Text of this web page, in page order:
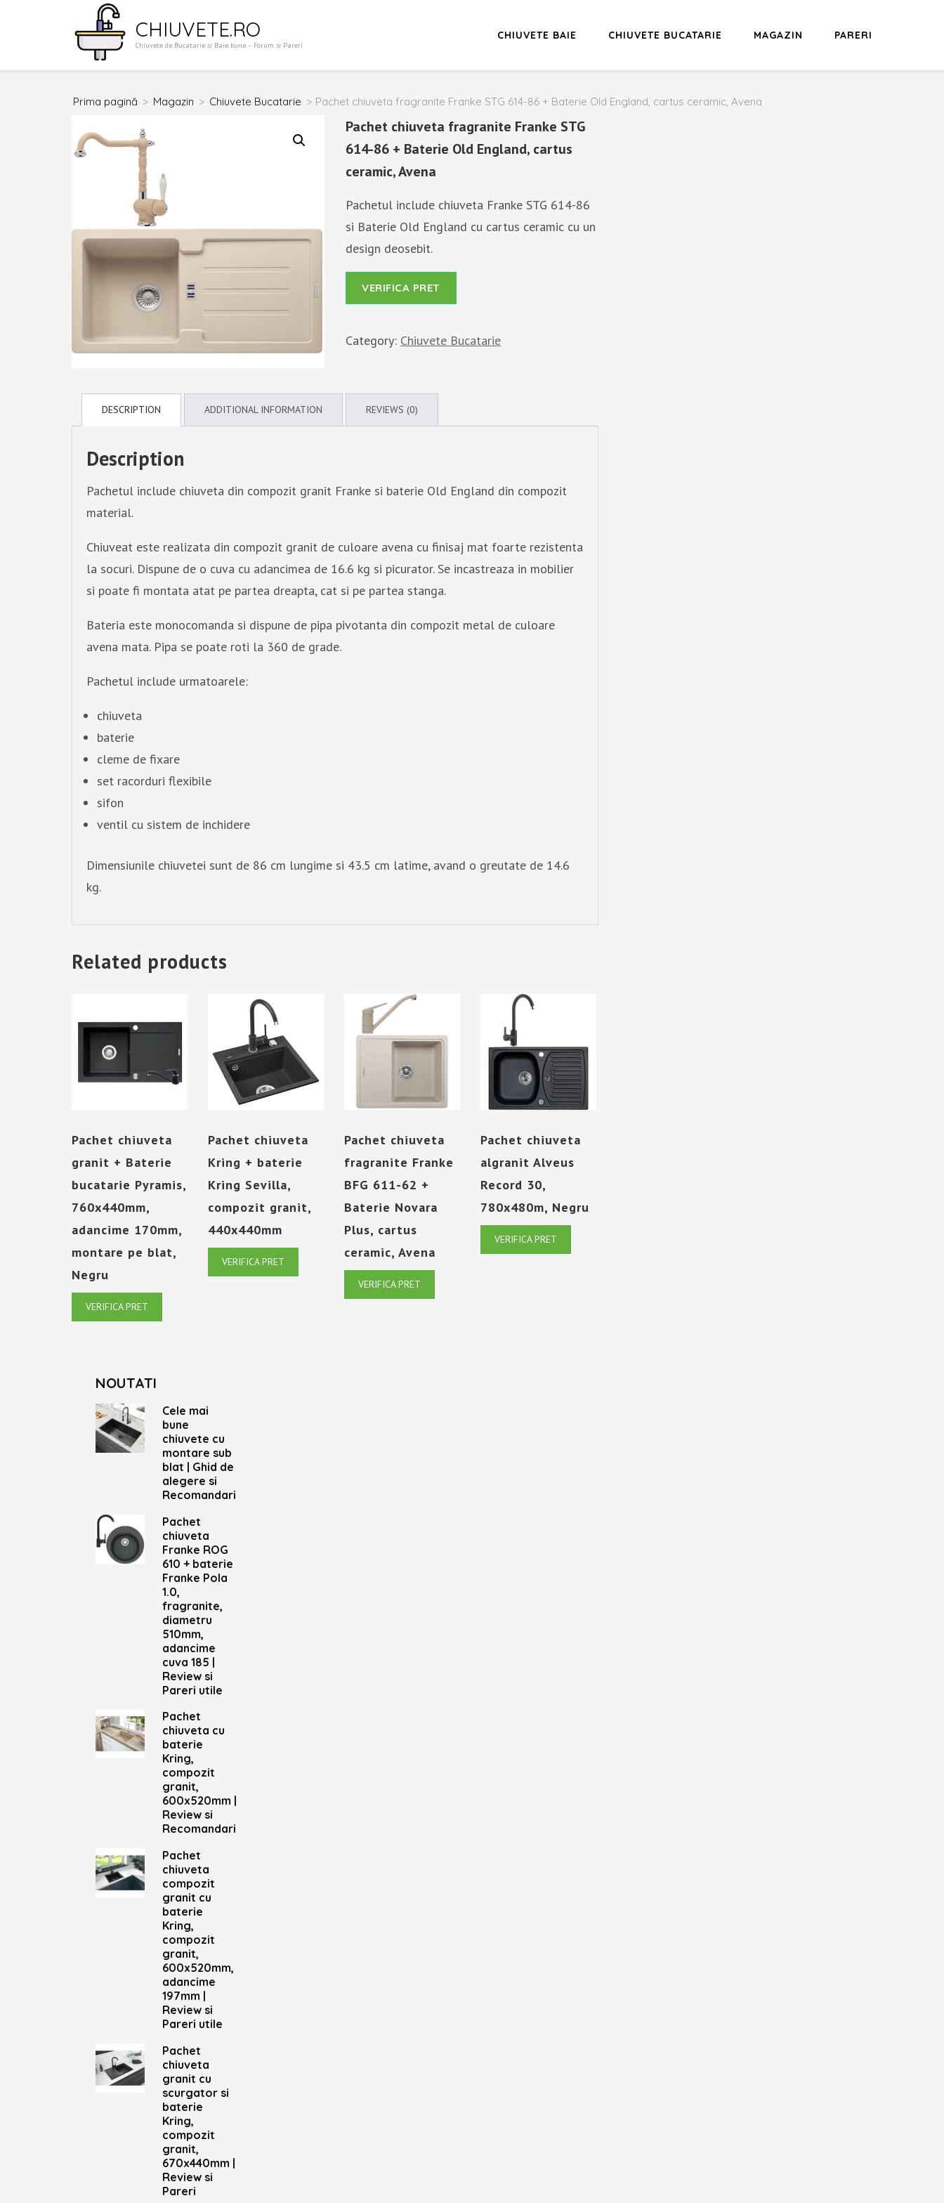
(apasă
CHIUVETE.RO
Chiuvete de Bucatarie si Baie bune – Forum si Pareri
CHIUVETE BAIE CHIUVETE BUCATARIE MAGAZIN PARERI
Prima pagină > Magazin > Chiuvete Bucatarie > Pachet chiuveta fragranite Franke STG 614-86 + Baterie Old England, cartus ceramic, Avena
Pachet chiuveta fragranite Franke STG
614-86 + Baterie Old England, cartus
ceramic, Avena
Pachetul include chiuveta Franke STG 614-86
si Baterie Old England cu cartus ceramic cu un
design deosebit.
VERIFICA PRET
Category: Chiuvete Bucatarie
DESCRIPTION ADDITIONAL INFORMATION REVIEWS (0)
Description
Pachetul include chiuveta din compozit granit Franke si baterie Old England din compozit
material.
Chiuveat este realizata din compozit granit de culoare avena cu finisaj mat foarte rezistenta
la socuri. Dispune de o cuva cu adancimea de 16.6 kg si picurator. Se incastreaza in mobilier
si poate fi montata atat pe partea dreapta, cat si pe partea stanga.
Bateria este monocomanda si dispune de pipa pivotanta din compozit metal de culoare
avena mata. Pipa se poate roti la 360 de grade.
Pachetul include urmatoarele:
chiuveta
baterie
cleme de fixare
set racorduri flexibile
sifon
ventil cu sistem de inchidere
Dimensiunile chiuvetei sunt de 86 cm lungime si 43.5 cm latime, avand o greutate de 14.6
kg.
Related products
Pachet chiuveta
granit + Baterie
bucatarie Pyramis,
760x440mm,
adancime 170mm,
montare pe blat,
Negru
VERIFICA PRET
Pachet chiuveta
Kring + baterie
Kring Sevilla,
compozit granit,
440x440mm
VERIFICA PRET
Pachet chiuveta
fragranite Franke
BFG 611-62 +
Baterie Novara
Plus, cartus
ceramic, Avena
VERIFICA PRET
Pachet chiuveta
algranit Alveus
Record 30,
780x480m, Negru
VERIFICA PRET
NOUTATI
Cele mai
bune
chiuvete cu
montare sub
blat | Ghid de
alegere si
Recomandari
Pachet
chiuveta
Franke ROG
610 + baterie
Franke Pola
1.0,
fragranite,
diametru
510mm,
adancime
cuva 185 |
Review si
Pareri utile
Pachet
chiuveta cu
baterie
Kring,
compozit
granit,
600x520mm |
Review si
Recomandari
Pachet
chiuveta
compozit
granit cu
baterie
Kring,
compozit
granit,
600x520mm,
adancime
197mm |
Review si
Pareri utile
Pachet
chiuveta
granit cu
scurgator si
baterie
Kring,
compozit
granit,
670x440mm |
Review si
Pareri